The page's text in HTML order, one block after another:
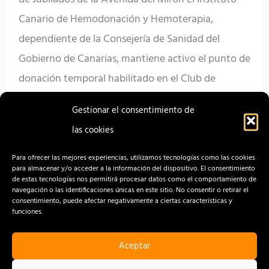
Gestionar el consentimiento de
las cookies
Para ofrecer las mejores experiencias, utilizamos tecnologías como las cookies
para almacenar y/o acceder a la información del dispositivo. El consentimiento
de estas tecnologías nos permitirá procesar datos como el comportamiento de
navegación o las identificaciones únicas en este sitio. No consentir o retirar el
consentimiento, puede afectar negativamente a ciertas características y
funciones.
Aceptar
Canario de Hemodonación y Hemoterapia,
dependiente de la Consejería de Sanidad del
Gobierno de Canarias, mantiene activo el punto de
donación temporal habilitado en el Club de
mes
de
enero
Read More »
CONTACTO